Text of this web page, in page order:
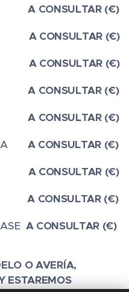
A CONSULTAR (€)
A CONSULTAR (€)
A CONSULTAR (€)
A CONSULTAR (€)
A CONSULTAR (€)
A CONSULTAR (€)
A CONSULTAR (€)
A CONSULTAR (€)
A CONSULTAR (€)
O AVERÍA,
ESTAREMOS